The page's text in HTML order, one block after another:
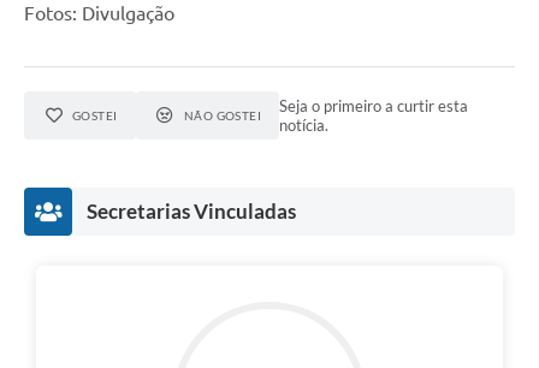
Fotos: Divulgação
GOSTEI NÃO GOSTEI
Seja o primeiro a curtir esta
notícia.
Secretarias Vinculadas